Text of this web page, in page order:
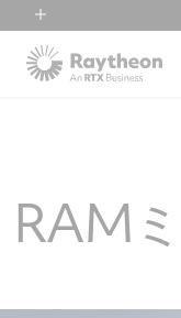
RTX
Collins Aerospace
RAM